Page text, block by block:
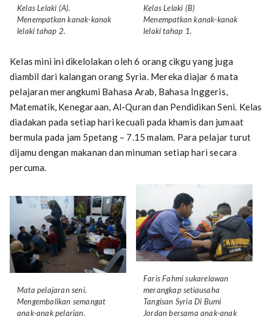
Kelas Lelaki (A).
Menempatkan kanak-kanak
lelaki tahap 2.
Kelas Lelaki (B)
Menempatkan kanak-kanak
lelaki tahap 1.
Kelas mini ini dikelolakan oleh 6 orang cikgu yang juga
diambil dari kalangan orang Syria. Mereka diajar 6 mata
pelajaran merangkumi Bahasa Arab, Bahasa Inggeris,
Matematik, Kenegaraan, Al-Quran dan Pendidikan Seni. Kelas
diadakan pada setiap hari kecuali pada khamis dan jumaat
bermula pada jam 5petang – 7.15 malam. Para pelajar turut
dijamu dengan makanan dan minuman setiap hari secara
percuma.
Mata pelajaran seni.
Mengembalikan semangat
anak-anak pelarian.
Faris Fahmi sukarelawan
merangkap setiausaha
Tangisan Syria Di Bumi
Jordan​ bersama anak-anak